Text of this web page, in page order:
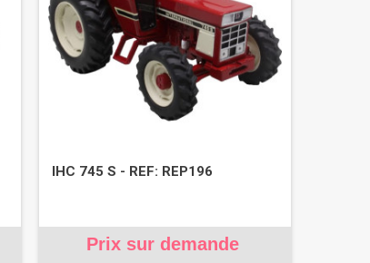
IHC 745 S - REF: REP196
Prix sur demande